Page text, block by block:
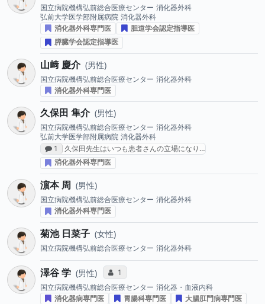
国立病院機構弘前総合医療センター 消化器外科
弘前大学医学部附属病院 消化器外科
消化器外科専門医
胆道学会認定指導医
膵臓学会認定指導医
山﨑 慶介 男性
国立病院機構弘前総合医療センター 消化器外科
消化器外科専門医
久保田 隼介 男性
国立病院機構弘前総合医療センター 消化器外科
弘前大学医学部附属病院 消化器外科
感想投稿数
1
久保田先生はいつも患者さんの立場になり…
消化器外科専門医
濵本 周 男性
国立病院機構弘前総合医療センター 消化器外科
消化器外科専門医
菊池 日菜子 女性
国立病院機構弘前総合医療センター 消化器外科
澤谷 学 男性 コミュニケーション・タイプ投票数
1
国立病院機構弘前総合医療センター 消化器・血液内科
消化器病専門医
胃腸科専門医 大腸肛門病専門医